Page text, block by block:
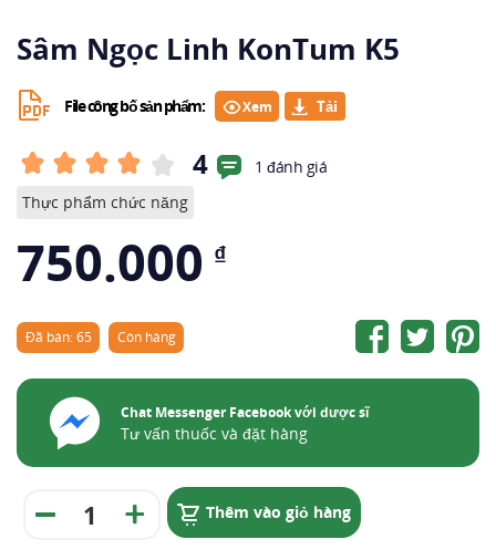
Sâm Ngọc Linh KonTum K5
File công bố sản phẩm: Xem
4
1 đánh giá
Thực phẩm chức năng
750.000 ₫
Đã bán: 65 Còn hàng
Chat Messenger Facebook với dược sĩ
Tư vấn thuốc và đặt hàng
Thêm vào giỏ hàng